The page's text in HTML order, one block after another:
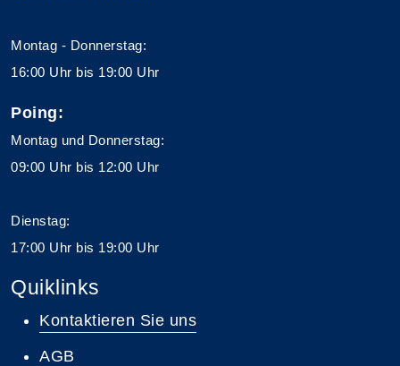
Montag - Donnerstag:
16:00 Uhr bis 19:00 Uhr
Poing:
Montag und Donnerstag:
09:00 Uhr bis 12:00 Uhr
Dienstag:
17:00 Uhr bis 19:00 Uhr
Quiklinks
Kontaktieren Sie uns
AGB